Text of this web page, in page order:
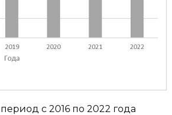
с 2016 по 2022 года